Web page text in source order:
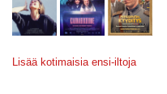
Lisää kotimaisia ensi-iltoja